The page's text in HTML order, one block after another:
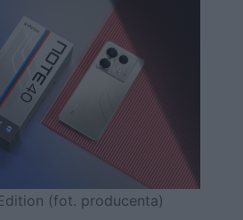
(fot. producenta)